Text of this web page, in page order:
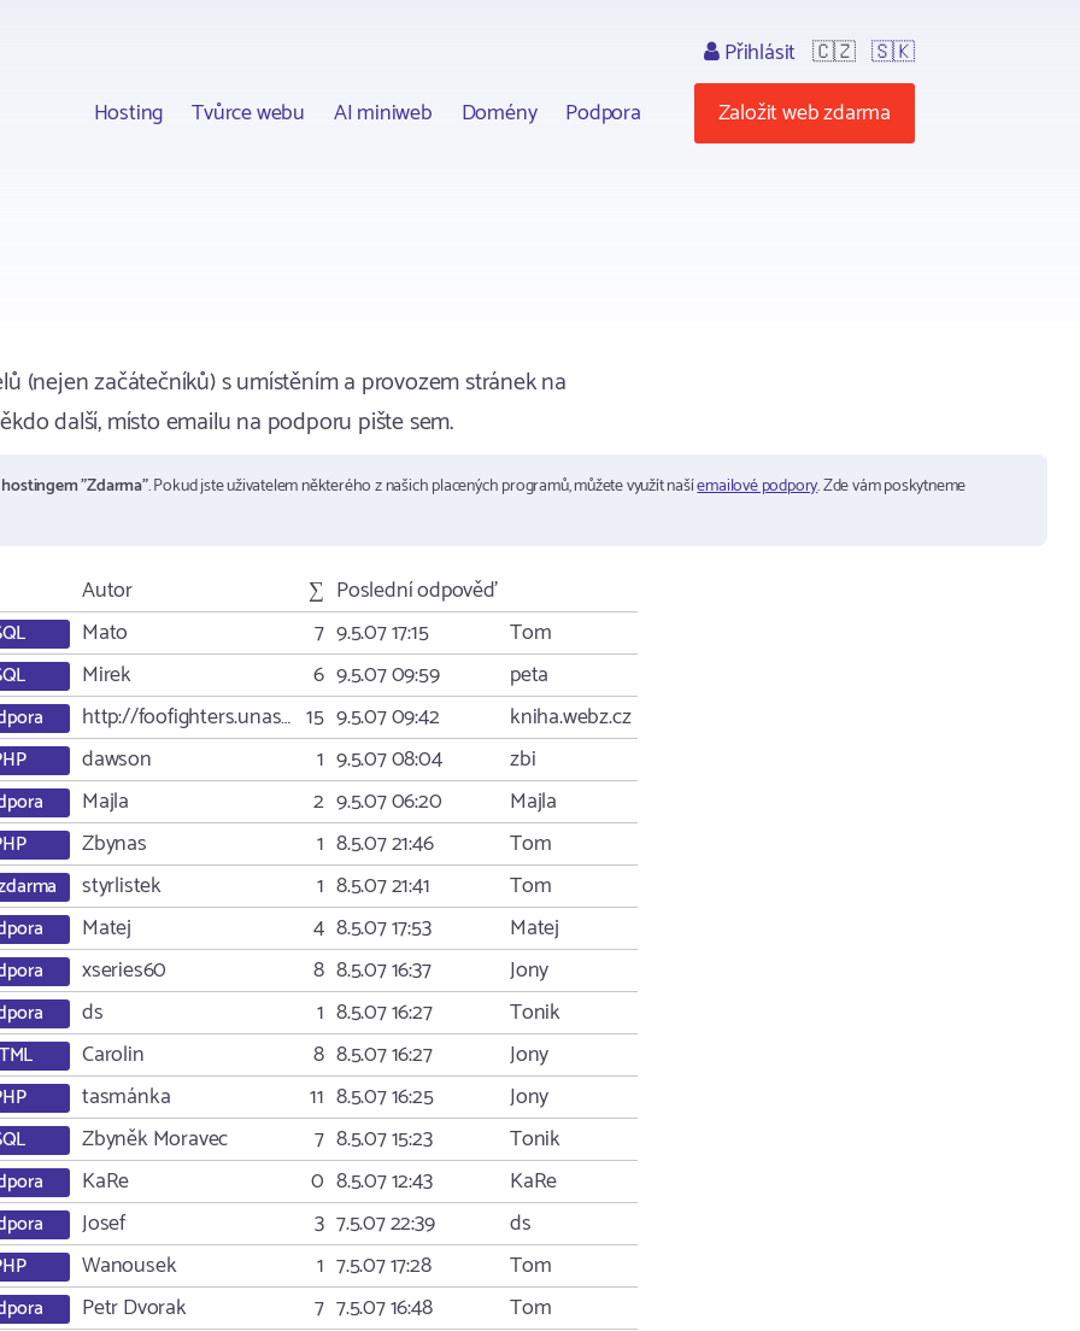
Hosting Tvůrce webu AI miniweb Domény Podpora
Přihlásit 🇨🇿 🇸🇰
Založit web zdarma
(nejen začátečníků) s umístěním a provozem stránek na
další, místo emailu na podporu pište sem.
hostingem "Zdarma". Pokud jste uživatelem některého z našich placených programů, můžete využít našíemailové podpory. Zde vám poskytneme
Autor ∑ Poslední odpověď
Mato 7 9.5.07 17:15 Tom
Mirek 6 9.5.07 09:59 peta
http://foofighters.unas… 15 9.5.07 09:42 kniha.webz.cz
dawson 1 9.5.07 08:04 zbi
Majla 2 9.5.07 06:20 Majla
Zbynas 1 8.5.07 21:46 Tom
styrlistek 1 8.5.07 21:41 Tom
Matej 4 8.5.07 17:53 Matej
xseries60 8 8.5.07 16:37 Jony
ds 1 8.5.07 16:27 Tonik
Carolin 8 8.5.07 16:27 Jony
tasmánka 11 8.5.07 16:25 Jony
Zbyněk Moravec 7 8.5.07 15:23 Tonik
KaRe 0 8.5.07 12:43 KaRe
Josef 3 7.5.07 22:39 ds
Wanousek 1 7.5.07 17:28 Tom
Petr Dvorak 7 7.5.07 16:48 Tom